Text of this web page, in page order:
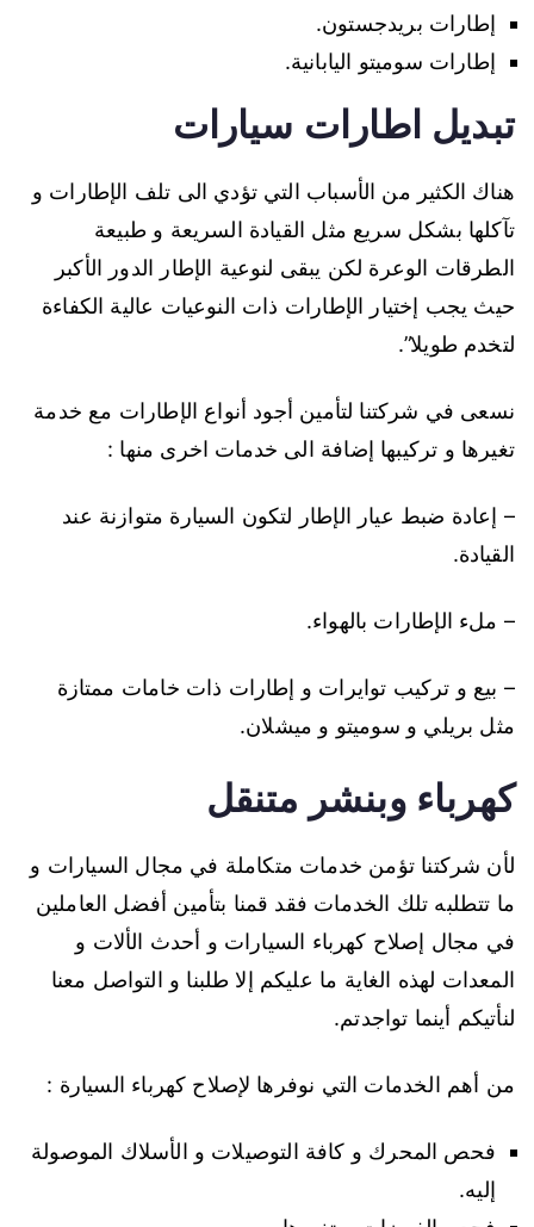
إطارات بريدجستون.
إطارات سوميتو اليابانية.
تبديل اطارات سيارات
هناك الكثير من الأسباب التي تؤدي الى تلف الإطارات و
تآكلها بشكل سريع مثل القيادة السريعة و طبيعة
الطرقات الوعرة لكن يبقى لنوعية الإطار الدور الأكبر
حيث يجب إختيار الإطارات ذات النوعيات عالية الكفاءة
لتخدم طويلا”.
نسعى في شركتنا لتأمين أجود أنواع الإطارات مع خدمة
تغيرها و تركيبها إضافة الى خدمات اخرى منها :
– إعادة ضبط عيار الإطار لتكون السيارة متوازنة عند
القيادة.
– ملء الإطارات بالهواء.
– بيع و تركيب توايرات و إطارات ذات خامات ممتازة
مثل بريلي و سوميتو و ميشلان.
كهرباء وبنشر متنقل
لأن شركتنا تؤمن خدمات متكاملة في مجال السيارات و
ما تتطلبه تلك الخدمات فقد قمنا بتأمين أفضل العاملين
في مجال إصلاح كهرباء السيارات و أحدث الألات و
المعدات لهذه الغاية ما عليكم إلا طلبنا و التواصل معنا
لنأتيكم أينما تواجدتم.
من أهم الخدمات التي نوفرها ﻹصلاح كهرباء السيارة :
فحص المحرك و كافة التوصيلات و الأسلاك الموصولة
إليه.